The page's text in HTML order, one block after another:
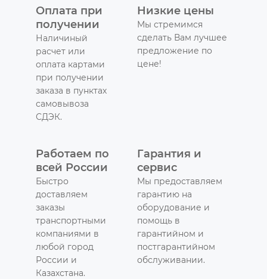
Оплата при
получении
Наличиный
расчет или
оплата картами
при получении
заказа в пунктах
самовывоза
СДЭК.
Низкие цены
Мы стремимся
сделать Вам лучшее
предложение по
цене!
Работаем по
всей России
Быстро
доставляем
заказы
транспортными
компаниями в
любой город
России и
Казахстана.
Гарантия и
сервис
Мы предоставляем
гарантию на
оборудование и
помощь в
гарантийном и
постгарантийном
обслуживании.